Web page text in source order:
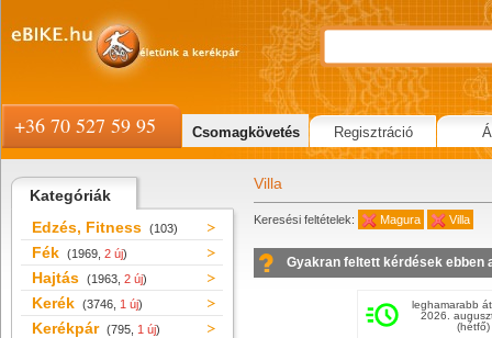
Kategóriák
Edzés, Fitness (103)
Fék (1969, 2 új)
Hajtás (1963, 2 új)
Kerék (3746, 1 új)
Kerékpár (795, 1 új)
Villa
Keresési feltételek: Magura Villa
Gyakran feltett kérdések ebben
leghamarabb
2026.
(hétfő)
+36 70 527 59 95 Csomagkövetés Regisztráció